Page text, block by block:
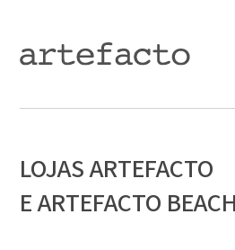
LOJAS ARTEFACTO
E ARTEFACTO